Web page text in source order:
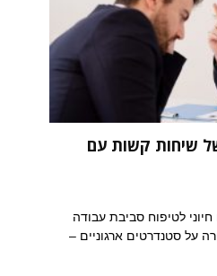
של שיחות קשות עם
לטיפוח סביבת עבודה
על סטנדרטים ארגוניים –